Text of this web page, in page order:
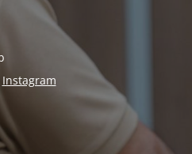
Instagram